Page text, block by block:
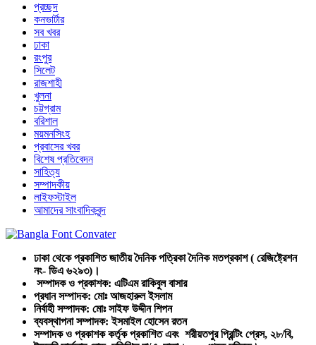
প্রচ্ছদ
কনভার্টার
সব খবর
ঢাকা
রংপুর
সিলেট
রাজশাহী
খুলনা
চট্টগ্রাম
বরিশাল
ময়মনসিংহ
প্রবাসের খবর
বিশেষ প্রতিবেদন
সাহিত্য
সম্পাদকীয়
লাইফস্টাইল
আমাদের সাংবাদিকবৃন্দ
ঢাকা থেকে প্রকাশিত জাতীয় দৈনিক পত্রিকা দৈনিক মতপ্রকাশ ( রেজিষ্ট্রেশন
নং- ডিএ ৬২৯৩)।
সম্পাদক ও প্রকাশক: এটিএম রাকিবুল বাসার
প্রধান সম্পাদক: মোঃ আজহারুল ইসলাম
নির্বাহী সম্পাদক: মোঃ সাইফ উদ্দীন শিপন
ব্যবস্থাপনা সম্পাদক: ইসমাইল হোসেন রতন
সম্পাদক ও প্রকাশক কর্তৃক প্রকাশিত এবং শরীয়তপুর প্রিন্টিং প্রেস, ২৮/বি,